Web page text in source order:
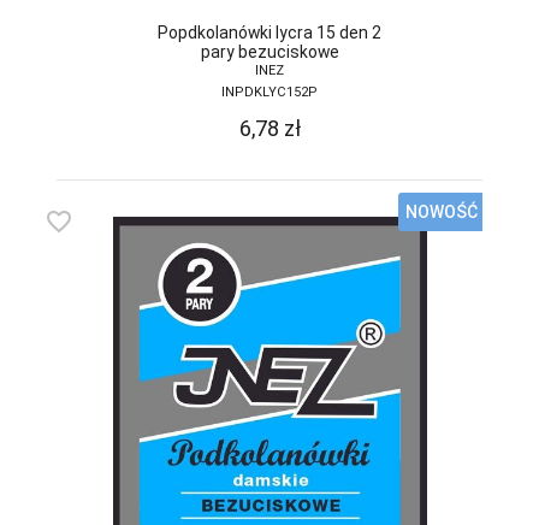
DONNA BC
DOROTA
DUET
ELDAR
EMILI
EWANA
EWLON
FERNAND PERIL
FIORE
FUN-POL
Popdkolanówki lycra 15 den 2
pary bezuciskowe
INEZ
INPDKLYC152P
6,78 zł
favorite_border NOWOŚĆ